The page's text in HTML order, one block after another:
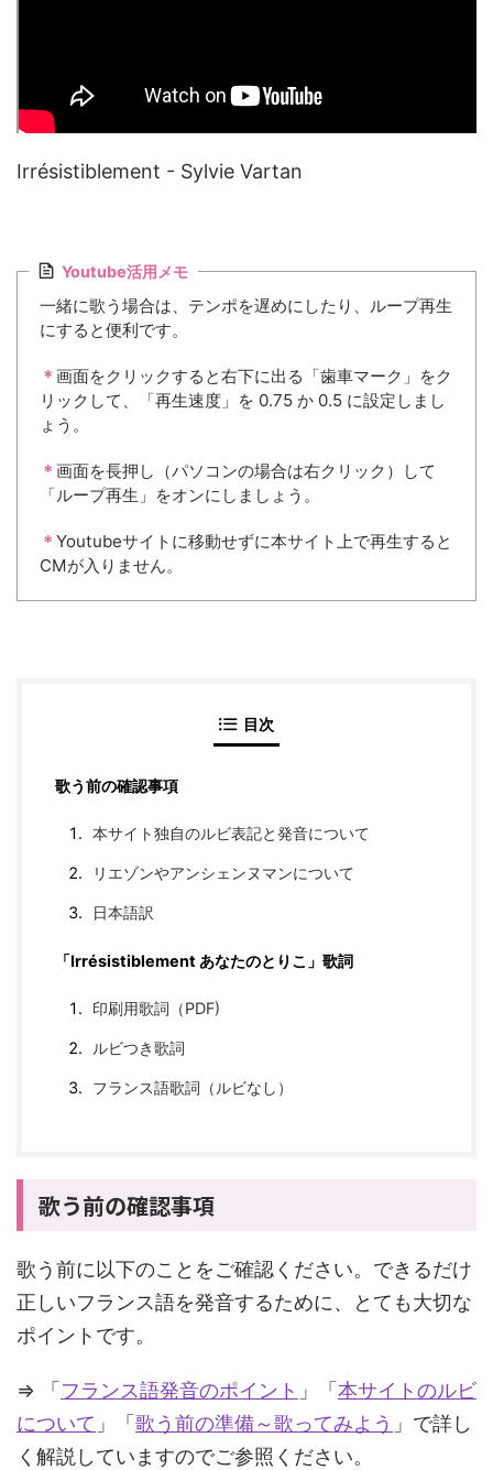
Irrésistiblement - Sylvie Vartan
Youtube活用メモ
一緒に歌う場合は、テンポを遅めにしたり、ループ再生
にすると便利です。
＊ 画面をクリックすると右下に出る「歯車マーク」をク
リックして、「再生速度」を 0.75 か 0.5 に設定しまし
ょう。
＊ 画面を長押し（パソコンの場合は右クリック）して
「ループ再生」をオンにしましょう。
＊ Youtubeサイトに移動せずに本サイト上で再生すると
CMが入りません。
目次
歌う前の確認事項
本サイト独自のルビ表記と発音について
リエゾンやアンシェンヌマンについて
日本語訳
「Irrésistiblement あなたのとりこ」歌詞
印刷用歌詞（PDF)
ルビつき歌詞
フランス語歌詞（ルビなし）
歌う前の確認事項
歌う前に以下のことをご確認ください。できるだけ
正しいフランス語を発音するために、とても大切な
ポイントです。
⇒ 「 フランス語発音のポイント 」「 本サイトのルビ
について 」「 歌う前の準備～歌ってみよう 」で詳し
く解説していますのでご参照ください。